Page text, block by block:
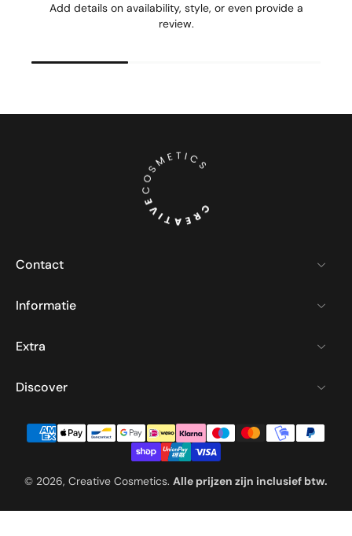
Add details on availability, style, or even provide a
review.
Contact
Informatie
Extra
Discover
© 2026, Creative Cosmetics. Alle prijzen zijn inclusief btw.